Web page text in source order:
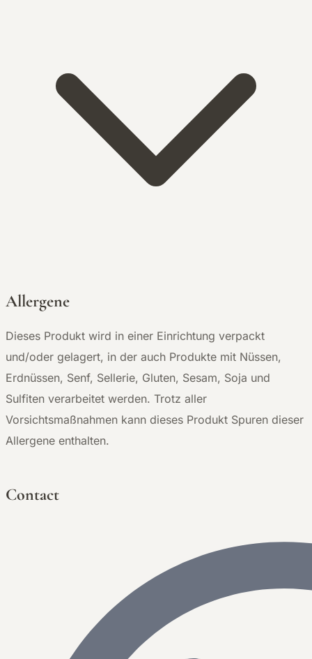
Allergene
Dieses Produkt wird in einer Einrichtung verpackt
und/oder gelagert, in der auch Produkte mit Nüssen,
Erdnüssen, Senf, Sellerie, Gluten, Sesam, Soja und
Sulfiten verarbeitet werden. Trotz aller
Vorsichtsmaßnahmen kann dieses Produkt Spuren dieser
Allergene enthalten.
Contact